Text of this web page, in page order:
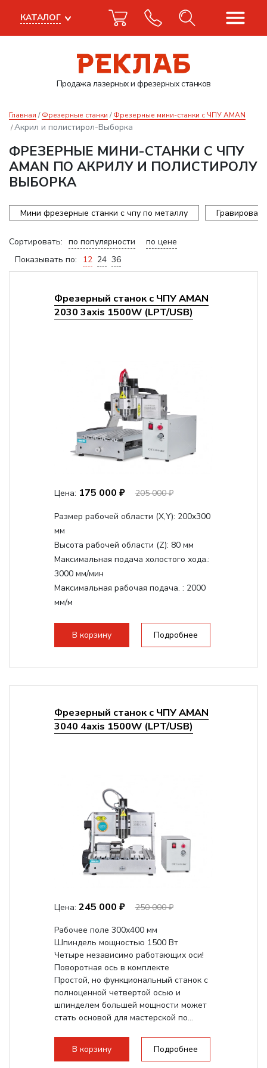
Продажа лазерныхи фрезерных станков
КАТАЛОГ
Главная Фрезерные станки Фрезерные мини-станки с ЧПУ AMAN
Акрил и полистирол-Выборка
ФРЕЗЕРНЫЕ МИНИ-СТАНКИ С ЧПУ
AMAN ПО АКРИЛУ И ПОЛИСТИРОЛУ
ВЫБОРКА
Мини фрезерные станки с чпу по металлу
Сортировать: по популярности
по цене
Показывать по:
12 24 36
Фрезерный станок с ЧПУ AMAN
2030 3axis 1500W (LPT/USB)
Цена: 175 000 ₽ 205 000 ₽
Размер рабочей области (Х,Y): 200x300
мм
Высота рабочей области (Z): 80 мм
Максимальная подача холостого хода.:
3000 мм/мин
Максимальная рабочая подача. : 2000
мм/м
стандартно:Т-слот
Цанговый патрон:ER11
В корзину Подробнее
Фрезерный станок с ЧПУ AMAN
3040 4axis 1500W (LPT/USB)
Цена: 245 000 ₽
250 000 ₽
Рабочее поле 300х400 мм
Шпиндель мощностью 1500 Вт
Четыре независимо работающих оси!
Поворотная ось в комплекте
Простой, но функциональный станок с
полноценной четвертой осью и
шпинделем большей мощности может
стать основой для мастерской по...
В корзину Подробнее